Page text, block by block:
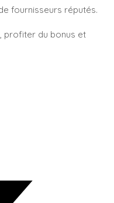
fournisseurs réputés.
profiter du bonus et